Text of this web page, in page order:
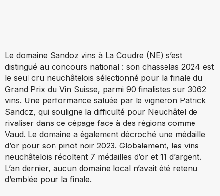
Le domaine Sandoz vins à La Coudre (NE) s’est
distingué au concours national : son chasselas 2024 est
le seul cru neuchâtelois sélectionné pour la finale du
Grand Prix du Vin Suisse, parmi 90 finalistes sur 3062
vins. Une performance saluée par le vigneron Patrick
Sandoz, qui souligne la difficulté pour Neuchâtel de
rivaliser dans ce cépage face à des régions comme
Vaud. Le domaine a également décroché une médaille
d’or pour son pinot noir 2023. Globalement, les vins
neuchâtelois récoltent 7 médailles d’or et 11 d’argent.
L’an dernier, aucun domaine local n’avait été retenu
d’emblée pour la finale.